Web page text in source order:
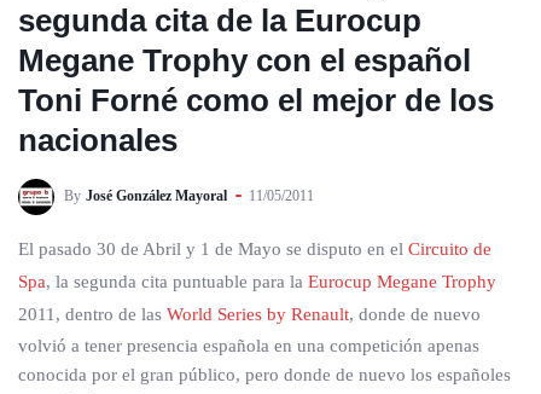
segunda cita de la Eurocup
Megane Trophy con el español
Toni Forné como el mejor de los
nacionales
By José González Mayoral 11/05/2011
El pasado 30 de Abril y 1 de Mayo se disputo en el Circuito de
Spa, la segunda cita puntuable para la Eurocup Megane Trophy
2011, dentro de las World Series by Renault, donde de nuevo
volvió a tener presencia española en una competición apenas
conocida por el gran público, pero donde de nuevo los españoles